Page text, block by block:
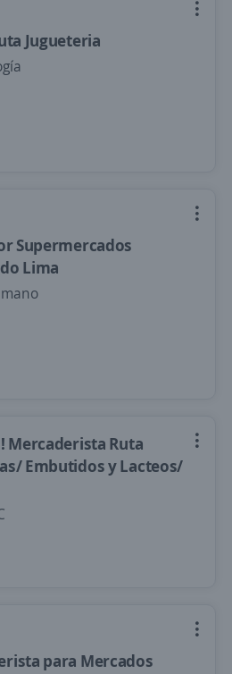
Jugueteria
Supermercados
Lima
Mercaderista Ruta
Embutidos y Lacteos/
para Mercados